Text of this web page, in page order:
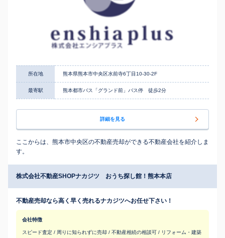
所在地 熊本県熊本市中央区水前寺6丁目10-30-2F
最寄駅 熊本都市バス「グランド前」バス停 徒歩2分
詳細を見る
ここからは、熊本市中央区の不動産売却ができる不動産会社を紹介しま
す。
株式会社不動産SHOPナカジツ おうち探し館！熊本本店
不動産売却なら高く早く売れるナカジツへお任せ下さい！
会社特徴
スピード査定 / 周りに知られずに売却 / 不動産相続の相談可 / リフォーム・建築